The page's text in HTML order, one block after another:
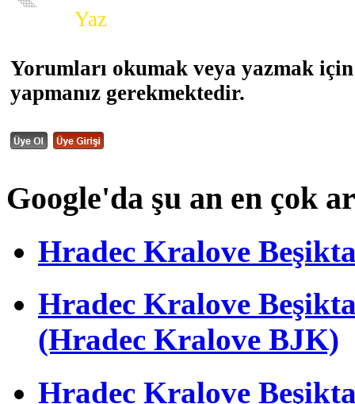
Yaz
Yorumları okumak veya yazmak
yapmanız gerekmektedir.
Google'da şu an en çok
Hradec Kralove
Hradec Kralove
(Hradec Kralove BJK)
Hradec Kralove